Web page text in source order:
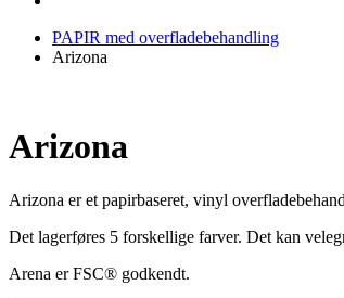
PAPIR med overfladebehandling
Arizona
Arizona
Arizona er et papirbaseret, vinyl
Det lagerføres 5 forskellige farver. Det kan
Arena er FSC® godkendt.